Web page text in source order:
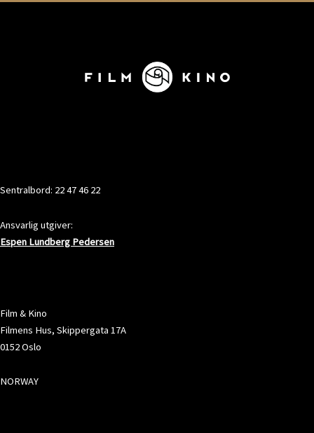
Sentralbord: 22 47 46 22
Ansvarlig utgiver:
Espen Lundberg Pedersen
Film & Kino
Filmens Hus, Skippergata 17A
0152 Oslo
NORWAY